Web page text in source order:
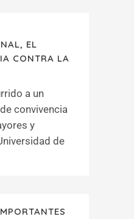
EL
CONTRA LA
a un
convivencia
y
de